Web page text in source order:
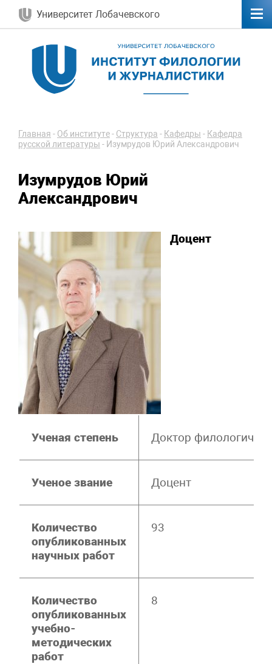
Университет Лобачевского
Главная - Об институте- Структура - Кафедры - Кафедра
русской литературы - Изумрудов Юрий Александрович
Изумрудов Юрий
Александрович
Доцент
Ученая степень Доктор
Ученое звание Доцент
Количество
опубликованных
научных работ
93
Количество
опубликованных
учебно-
методических
работ
8